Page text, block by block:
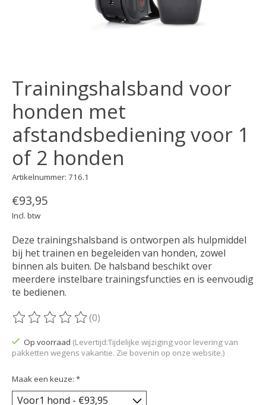
Trainingshalsband voor
honden met
afstandsbediening voor 1
of 2 honden
Artikelnummer: 716.1
€93,95
Incl. btw
Deze trainingshalsband is ontworpen als hulpmiddel
bij het trainen en begeleiden van honden, zowel
binnen als buiten. De halsband beschikt over
meerdere instelbare trainingsfuncties en is eenvoudig
te bedienen.
De beoordeling van dit product is
(0)
Op voorraad (Levertijd:Tijdelijke wijziging voor levering van
pakketten wegens vakantie. Zie bovenin op onze website.)
Maak een keuze: *